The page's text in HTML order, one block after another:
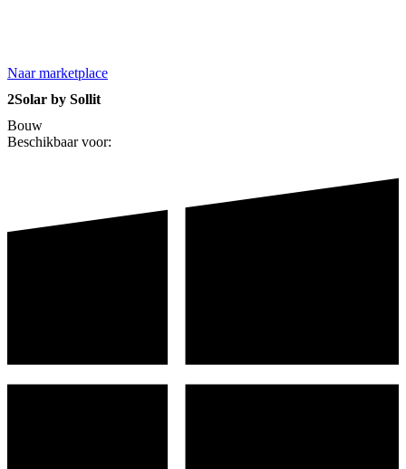
Naar marketplace
2Solar by Sollit
Bouw
Beschikbaar voor: